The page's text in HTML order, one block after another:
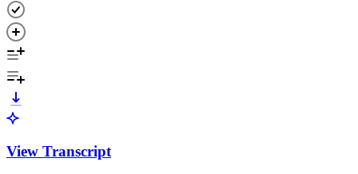
View Transcript